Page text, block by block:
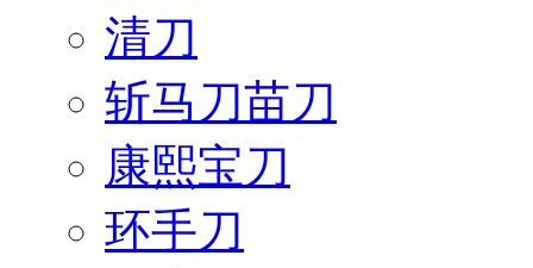
清刀
斩马刀苗刀
康熙宝刀
环手刀